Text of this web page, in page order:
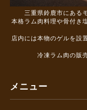
三重県鈴鹿市にある
本格ラム肉料理や骨付き
店内には本物のゲルを設
冷凍ラム肉の販
メニュー